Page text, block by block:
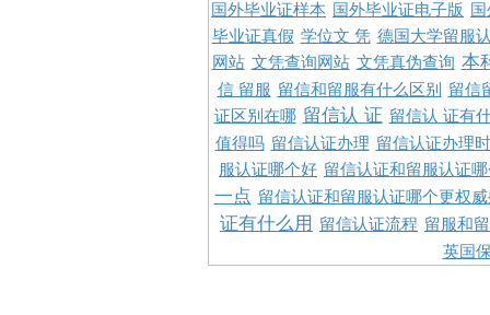
国外毕业证样本
国外毕业证电子版
毕业证真假 学位文 凭 德国大学留服
网站 文凭查询网站 文凭真伪查询 本
信 留服 留信和留服有什么区别
留信
证区别在哪 留信认 证 留信认 证有
值得吗 留信认证办理 留信认证办理
服认证哪个好 留信认证和留服认证
一点 留信认证和留服认证哪个更权
证有什么用 留信认证流程 留服和
英国